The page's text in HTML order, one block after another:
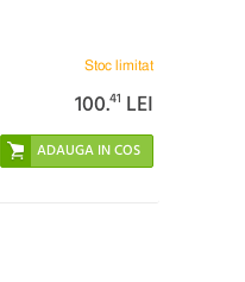
Stoc limitat
100.41 LEI